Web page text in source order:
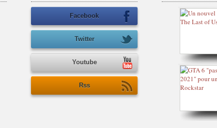
Facebook
Twitter
Youtube
Rss